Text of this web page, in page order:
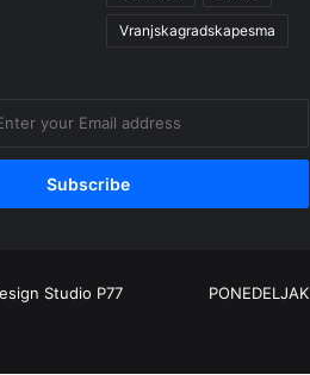
Vranjskagradskapesma
Studio P77 PONEDELJAK